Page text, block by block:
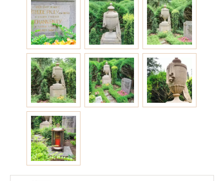
Engel
Stelen
MOTIVE